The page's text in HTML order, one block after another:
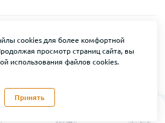
Закладки Контакты
cookies для более комфортной
просмотр страниц сайта, вы
использования файлов cookies.
Принять